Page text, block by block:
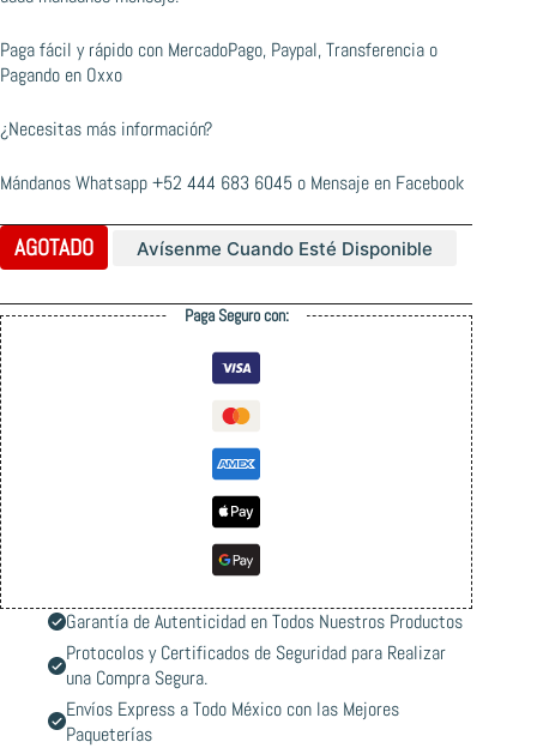
Paga fácil y rápido con MercadoPago, Paypal, Transferencia o
Pagando en Oxxo
¿Necesitas más información?
Mándanos Whatsapp+52 444 683 6045 o Mensaje en Facebook
AGOTADO Avísenme Cuando Esté Disponible
Paga Seguro con:
Garantía de Autenticidad en Todos Nuestros Productos
Protocolos y Certificados de Seguridad para Realizar
una Compra Segura.
Envíos Express a Todo México con las Mejores
Paqueterías